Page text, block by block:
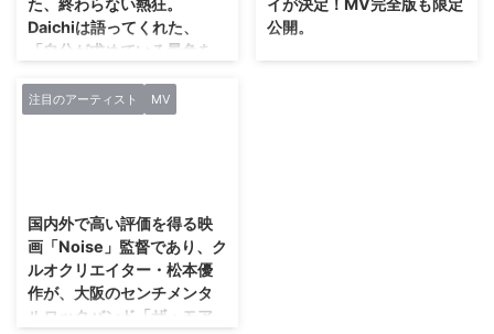
記念イベント〜」を行うことを発
表した。 「Starwave Fest」
ているScarlet Valse/未完成アリ
ールスを記録し、 既に販売終了
となっているデモCD『SUNDAY
Daichiは語ってくれた、
「自分が求めている景色を
んなものを犠牲にし、自分
をもっと高めていかなき
ぴっくFes.」も成功に収めた新世
紀えぴっくすたぁネ申。5月21日
に誕生日を迎えるメンバーDaichi
の誕生日をひと足早く祝うべく、
5月17日(金)にMt.RAINIER HALL
SHIBUYA PLEASURE
公開。
注目のアーティスト MV
国内外で高い評価を得る映
画「Noise」監督であり、ク
ルオクリエイター・松本優
作が、大阪のセンチメンタ
ルロックバンド「ザ・モア